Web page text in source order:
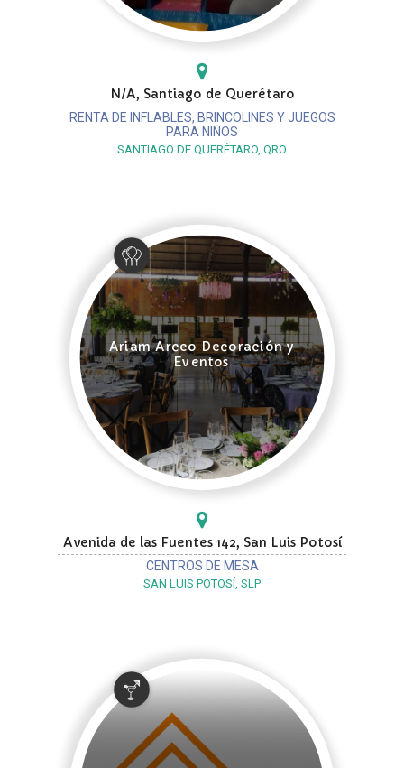
N/A, Santiago de Querétaro
RENTA DE INFLABLES, BRINCOLINES Y JUEGOS
PARA NIÑOS
SANTIAGO DE QUERÉTARO, QRO
Ariam Arceo Decoración y
Eventos
Avenida de las Fuentes 142, San Luis Potosí
CENTROS DE MESA
SAN LUIS POTOSÍ, SLP